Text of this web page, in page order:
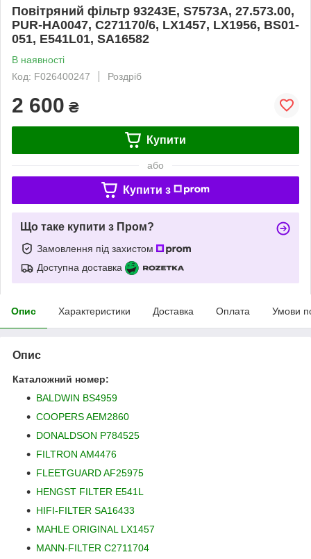
Повітряний фільтр 93243E, S7573A, 27.573.00,
PUR-HA0047, C271170/6, LX1457, LX1956, BS01-
051, E541L01, SA16582
В наявності
Код: F026400247
Роздріб
2 600 ₴
Купити
або
Купити з
Що таке купити з Пром?
Замовлення під захистом
Доступна доставка
Опис Характеристики Доставка Оплата Умови
Опис
Каталожний номер:
BALDWIN BS4959
COOPERS AEM2860
DONALDSON P784525
FILTRON AM4476
FLEETGUARD AF25975
HENGST FILTER E541L
HIFI-FILTER SA16433
MAHLE ORIGINAL LX1457
MANN-FILTER C2711704